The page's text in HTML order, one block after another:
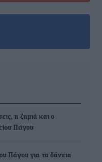
η ζημιά και ο
Πάγου
Πάγου για τα δάνεια